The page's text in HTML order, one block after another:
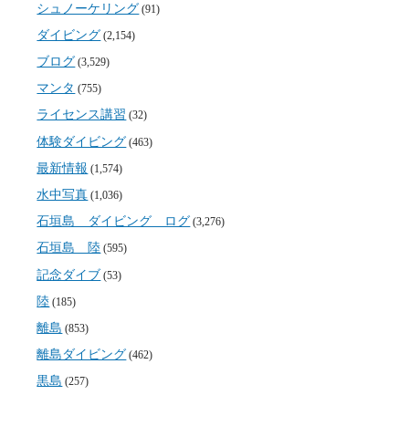
シュノーケリング (91)
ダイビング (2,154)
ブログ (3,529)
マンタ (755)
ライセンス講習 (32)
体験ダイビング (463)
最新情報 (1,574)
水中写真 (1,036)
石垣島 ダイビング ログ (3,276)
石垣島 陸 (595)
記念ダイブ (53)
陸 (185)
離島 (853)
離島ダイビング (462)
黒島 (257)